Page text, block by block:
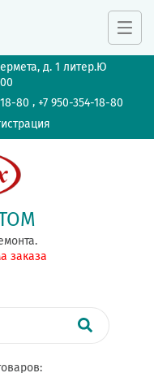
д. 1 литер.Ю
80 ,+7 950-354-18-80
заказа